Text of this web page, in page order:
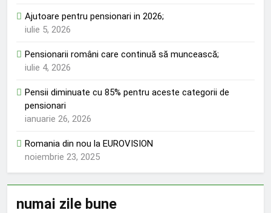
Ajutoare pentru pensionari in 2026;
iulie 5, 2026
Pensionarii români care continuă să muncească;
iulie 4, 2026
Pensii diminuate cu 85% pentru aceste categorii de
pensionari
ianuarie 26, 2026
Romania din nou la EUROVISION
noiembrie 23, 2025
numai zile bune